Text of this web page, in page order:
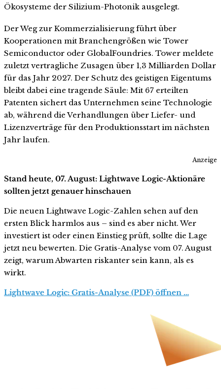
Ökosysteme der Silizium-Photonik ausgelegt.
Der Weg zur Kommerzialisierung führt über
Kooperationen mit Branchengrößen wie Tower
Semiconductor oder GlobalFoundries. Tower meldete
zuletzt vertragliche Zusagen über 1,3 Milliarden Dollar
für das Jahr 2027. Der Schutz des geistigen Eigentums
bleibt dabei eine tragende Säule: Mit 67 erteilten
Patenten sichert das Unternehmen seine Technologie
ab, während die Verhandlungen über Liefer- und
Lizenzverträge für den Produktionsstart im nächsten
Jahr laufen.
Anzeige
Stand heute, 07. August: Lightwave Logic-Aktionäre
sollten jetzt genauer hinschauen
Die neuen Lightwave Logic-Zahlen sehen auf den
ersten Blick harmlos aus – sind es aber nicht. Wer
investiert ist oder einen Einstieg prüft, sollte die Lage
jetzt neu bewerten. Die Gratis-Analyse vom 07. August
zeigt, warum Abwarten riskanter sein kann, als es
wirkt.
Lightwave Logic: Gratis-Analyse (PDF) öffnen …